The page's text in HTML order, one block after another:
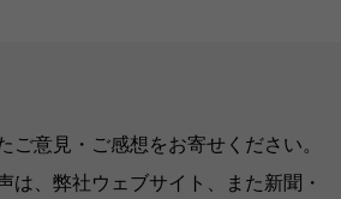
ご意見・ご感想をお寄せください。
は、弊社ウェブサイト、また新聞・